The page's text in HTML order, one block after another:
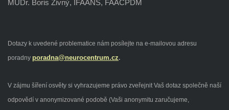
MUDr. Boris Živný, IFAANS, FAACPDM
Dotazy k uvedené problematice nám posílejte na e-mailovou adresu
poradny poradna@neurocentrum.cz.
V zájmu šíření osvěty si vyhrazujeme právo zveřejnit Vaš dotaz společně naší
odpovědí v anonymizované podobě (Vaši anonymitu zaručujeme,